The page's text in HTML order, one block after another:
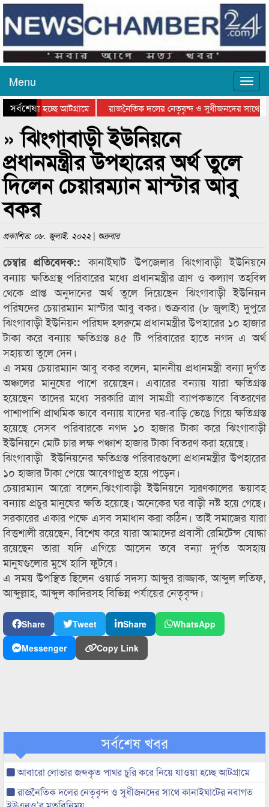
Menu
সর্বশেষ
যাওয়া হচ্ছে আটগ্রামে
রাজনৈতিক দলের নেতৃবৃন্দ ও সুধীজনদের সাথে
পুরস্কার বিতরণ সম্পন্ন
সিলেটে বাংলাদেশ গ্রুপ থিয়েটার ফেডারেশানের
» ঝিংগাবাড়ী ইউনিয়নে
প্রধানমন্ত্রীর উপহারের অর্থ তুলে
দিলেন চেয়ারম্যান মাস্টার আবু
বকর
প্রকাশিত: ০৮. জুলাই. ২০২২ | শুক্রবার
চেম্বারপ্রতিবেদক::কানাইঘাট উপজেলার ঝিংগাবাড়ী ইউনিয়নে
বন্যায় ক্ষতিগ্রস্থ পরিবারের মধ্যে প্রধানমন্ত্রীর ত্রাণ ও কল্যাণ তহবিল
থেকে প্রাপ্ত অনুদানের অর্থ তুলে দিয়েছেন ঝিংগাবাড়ী ইউনিয়ন
পরিষদের চেয়ারম্যান মাস্টার আবু বকর। শুক্রবার (৮ জুলাই) দুপুরে
ঝিংগাবাড়ী ইউনিয়ন পরিষদ হলরুমে প্রধানমন্ত্রীর উপহারের ১০ হাজার
টাকা করে বন্যায় ক্ষতিগ্রস্ত ৪৫ টি পরিবারের হাতে নগদ এ অর্থ
সহায়তা তুলে দেন।
এ সময় চেয়ারম্যান আবু বকর বলেন, মাননীয় প্রধানমন্ত্রী বন্যা দুর্গত
অঞ্চলের মানুষের পাশে রয়েছেন। এবারের বন্যায় যারা ক্ষতিগ্রস্ত
হয়েছেন তাদের মধ্যে সরকারি ত্রাণ সামগ্রী ব্যাপকভাবে বিতরণের
পাশাপাশি প্রাথমিক ভাবে বন্যায় যাদের ঘর-বাড়ি ভেঙে গিয়ে ক্ষতিগ্রস্ত
হয়েছে সেসব পরিবারকে নগদ ১০ হাজার টাকা করে ঝিংগাবাড়ী
ইউনিয়নে মোট চার লক্ষ পঞ্চাশ হাজার টাকা বিতরণ করা হয়েছে।
ঝিংগাবাড়ী ইউনিয়নের ক্ষতিগ্রস্ত পরিবারগুলো প্রধানমন্ত্রীর উপহারের
১০ হাজার টাকা পেয়ে আবেগাপ্লুত হয়ে পড়েন।
চেয়ারম্যান আরো বলেন,ঝিংগাবাড়ী ইউনিয়নে স্মরণকালের ভয়াবহ
বন্যায় প্রচুর মানুষের ক্ষতি হয়েছে। অনেকের ঘর বাড়ী নষ্ট হয়ে গেছে।
সরকারের একার পক্ষে এসব সমাধান করা কঠিন। তাই সমাজের যারা
বিত্তশালী রয়েছেন, বিশেষ করে যারা আমাদের প্রবাসী রেমিটেন্স যোদ্ধা
রয়েছেন তারা যদি এগিয়ে আসেন তবে বন্যা দুর্গত অসহায়
মানুষগুলোর মুখে হাসি ফুটবে।
এ সময় উপস্থিত ছিলেন ওয়ার্ড সদস্য আব্দুর রাজ্জাক, আব্দুল লতিফ,
আব্দুল্লাহ, আব্দুল কাদিরসহ বিভিন্ন পর্যায়ের নেতৃবৃন্দ।
Share Tweet Share
WhatsApp
Messenger
Copy Link
সর্বশেষ খবর
আবারো লোভার জব্দকৃত পাথর চুরি করে নিয়ে যাওয়া হচ্ছে আটগ্রামে
রাজনৈতিক দলের নেতৃবৃন্দ ও সুধীজনদের সাথে কানাইঘাটের নবাগত